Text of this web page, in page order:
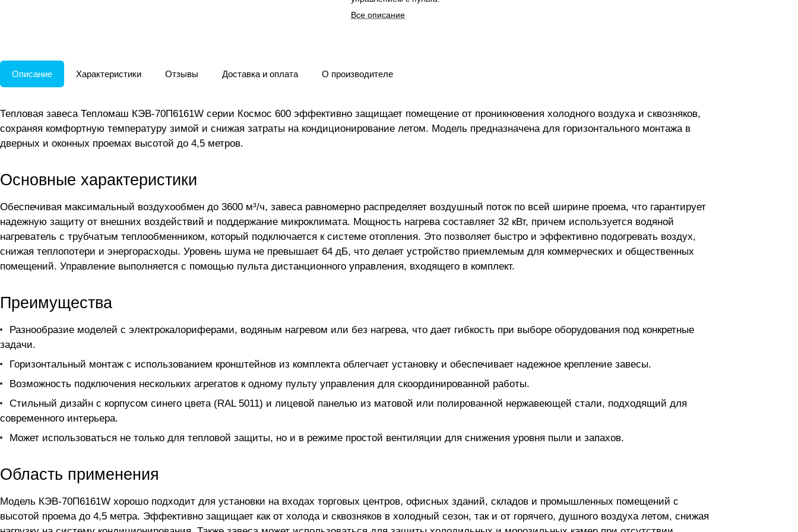
Все описание
Описание Характеристики Отзывы Доставка и оплата О производителе
Тепловая завеса Тепломаш КЭВ-70П6161W серии Космос 600 эффективно защищает помещение от проникновения холодного воздуха и сквозняков,
сохраняя комфортную температуру зимой и снижая затраты на кондиционирование летом. Модель предназначена для горизонтального монтажа в
дверных и оконных проемах высотой до 4,5 метров.
Основные характеристики
Обеспечивая максимальный воздухообмен до 3600 м³/ч, завеса равномерно распределяет воздушный поток по всей ширине проема, что гарантирует
надежную защиту от внешних воздействий и поддержание микроклимата. Мощность нагрева составляет 32 кВт, причем используется водяной
нагреватель с трубчатым теплообменником, который подключается к системе отопления. Это позволяет быстро и эффективно подогревать воздух,
снижая теплопотери и энергорасходы. Уровень шума не превышает 64 дБ, что делает устройство приемлемым для коммерческих и общественных
помещений. Управление выполняется с помощью пульта дистанционного управления, входящего в комплект.
Преимущества
Разнообразие моделей с электрокалориферами, водяным нагревом или без нагрева, что дает гибкость при выборе оборудования под конкретные
задачи.
Горизонтальный монтаж с использованием кронштейнов из комплекта облегчает установку и обеспечивает надежное крепление завесы.
Возможность подключения нескольких агрегатов к одному пульту управления для скоординированной работы.
Стильный дизайн с корпусом синего цвета (RAL 5011) и лицевой панелью из матовой или полированной нержавеющей стали, подходящий для
современного интерьера.
Может использоваться не только для тепловой защиты, но и в режиме простой вентиляции для снижения уровня пыли и запахов.
Область применения
Модель КЭВ-70П6161W хорошо подходит для установки на входах торговых центров, офисных зданий, складов и промышленных помещений с
высотой проема до 4,5 метра. Эффективно защищает как от холода и сквозняков в холодный сезон, так и от горячего, душного воздуха летом, снижая